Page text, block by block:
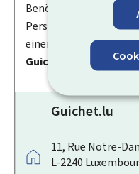
Benötigen Sie einen
Personalausweis oder
einen Termin bei der
Guichet.lu
Guichet.lu
A
D
11, Rue Notre-
L-2240